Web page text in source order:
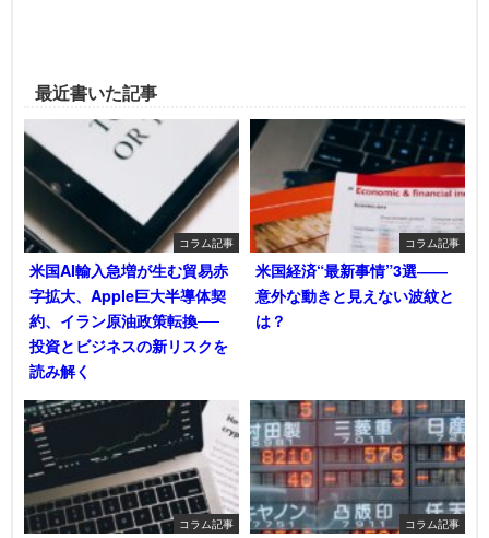
最近書いた記事
コラム記事
米国AI輸入急増が生む貿易赤
字拡大、Apple巨大半導体契
約、イラン原油政策転換──
投資とビジネスの新リスクを
読み解く
コラム記事
米国経済“最新事情”3選――
意外な動きと見えない波紋と
は？
コラム記事 コラム記事